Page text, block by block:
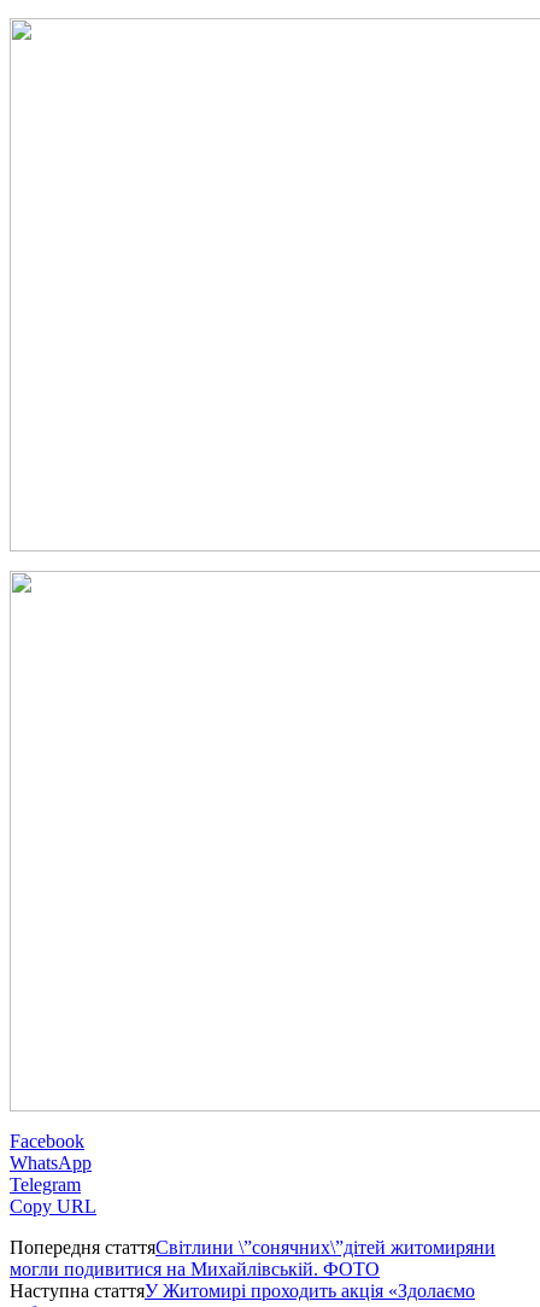
Facebook
WhatsApp
Telegram
Copy URL
Попередня статтяСвітлини \”сонячних\”дітей житомиряни
могли подивитися на Михайлівській. ФОТО
Наступна статтяУ Житомирі проходить акція «Здолаємо